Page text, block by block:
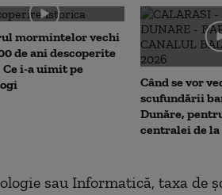
mormintelor vechi
de ani descoperite
Ce i-a uimit pe
Când se vor
scufundării
Dunăre,
centralei de la
sau Informatică, taxa de